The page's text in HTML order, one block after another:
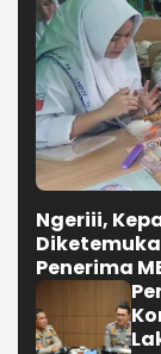
Ngeriii,
Penerima